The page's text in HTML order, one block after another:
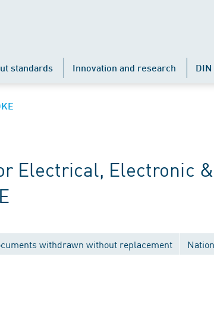
standards Innovation and research
Electrical, Electronic
withdrawn without replacement